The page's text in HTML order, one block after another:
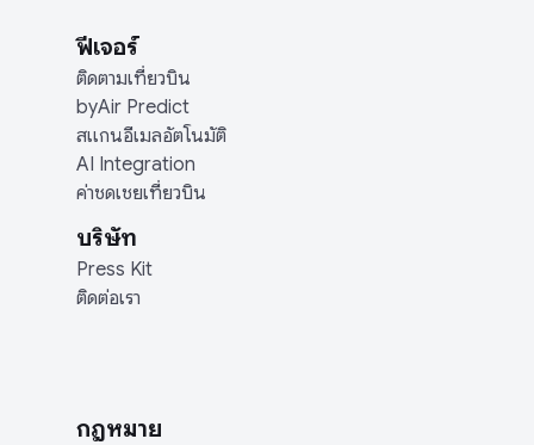
ฟีเจอร์
ติดตามเที่ยวบิน
byAir Predict
สแกนอีเมลอัตโนมัติ
AI Integration
ค่าชดเชยเที่ยวบิน
บริษัท
Press Kit
ติดต่อเรา
กฎหมาย